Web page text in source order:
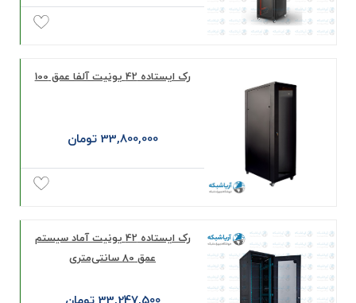
رک ایستاده 42 یونیت آلفا عمق 100
33,800,000 تومان
رک ایستاده 42 یونیت آماد سیستم
عمق 80 سانتی‌متری